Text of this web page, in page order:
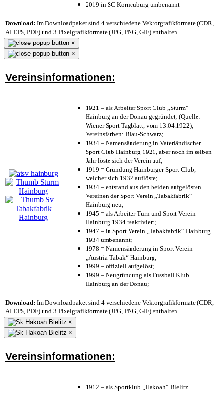
2019 in SC Korneuburg umbenannt
Download: Im Downloadpaket sind 4 verschiedene Vektorgrafikformate (CDR,
AI EPS, PDF) und 3 Pixelgrafikformate (JPG, PNG, GIF) enthalten.
×
×
Vereinsinformationen:
1921 = als Arbeiter Sport Club „Sturm“
Hainburg an der Donau gegründet; (Quelle:
Wiener Sport Tagblatt, vom 13.04.1922);
Vereinsfarben: Blau-Schwarz;
1934 = Namensänderung in Vaterländischer
Sport Club Hainburg 1921, aber noch im selben
Jahr löste sich der Verein auf;
1919 = Gründung Hainburger Sport Club,
welcher sich 1932 auflöste;
1934 = entstand aus den beiden aufgelösten
Vereinen der Sport Verein „Tabakfabrik“
Hainburg neu;
1945 = als Arbeiter Turn und Sport Verein
Hainburg 1934 reaktiviert;
1947 = in Sport Verein „Tabakfabrik“ Hainburg
1934 umbenannt;
1978 = Namensänderung in Sport Verein
„Austria-Tabak“ Hainburg;
1999 = offiziell aufgelöst;
1999 = Neugründung als Fussball Klub
Hainburg an der Donau;
Download: Im Downloadpaket sind 4 verschiedene Vektorgrafikformate (CDR,
AI EPS, PDF) und 3 Pixelgrafikformate (JPG, PNG, GIF) enthalten.
×
×
Vereinsinformationen:
1912 = als Sportklub „Hakoah“ Bielitz